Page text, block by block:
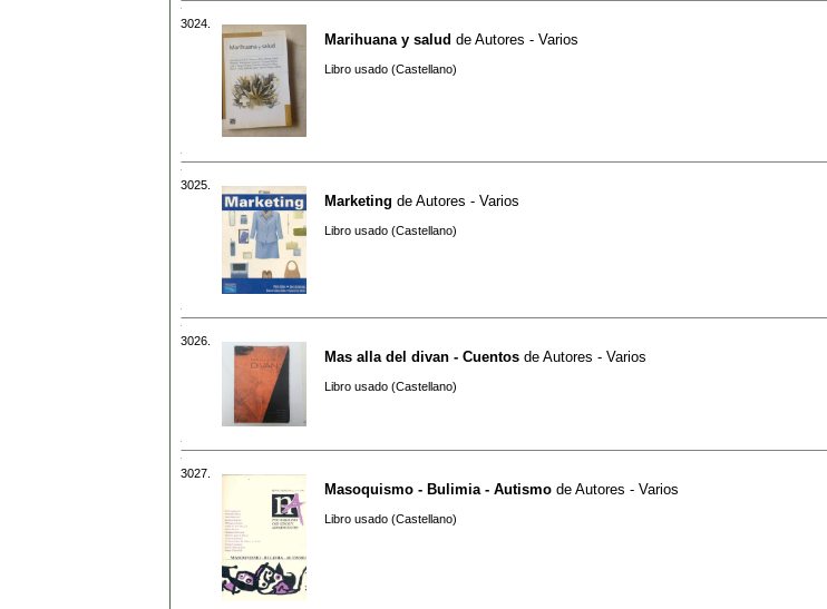
3024.
Marihuana y salud de Autores - Varios
Libro usado (Castellano)
3025.
Marketing de Autores - Varios
Libro usado (Castellano)
3026.
Mas alla del divan - Cuentos de Autores - Varios
Libro usado (Castellano)
3027.
Masoquismo - Bulimia - Autismo de Autores - Varios
Libro usado (Castellano)